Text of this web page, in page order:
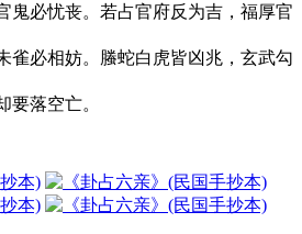
鬼必忧丧。若占官府反为吉，福厚官
雀必相妨。螣蛇白虎皆凶兆，玄武勾
要落空亡。